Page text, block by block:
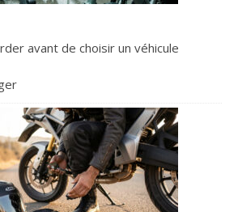
avant de choisir un véhicule